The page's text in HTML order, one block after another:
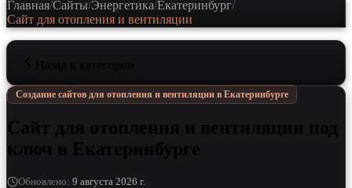
Главная/Сайты/Энергетика/Екатеринбург/
Сайт для отопления и вентиляции
Создание сайтов для отопления и вентиляции в Екатеринбурге
Сайт для отопления и вентиляции под
ключ в Екатеринбурге
Обновлено: 9 августа 2026 г.